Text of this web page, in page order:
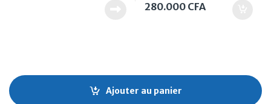
Ajouter au panier
280.000 CFA